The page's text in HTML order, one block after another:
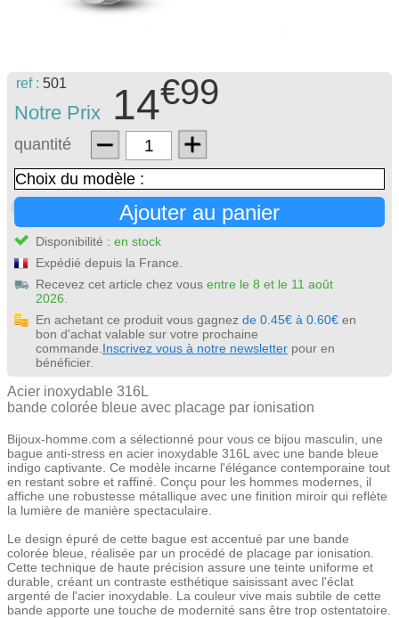
ref : 501
Notre Prix 14€99
quantité
Ajouter au panier
Disponibilité : en stock
Expédié depuis la France.
Recevez cet article chez vous entre le 8 et le 11 août
2026.
En achetant ce produit vous gagnez de 0.45€ à 0.60€ en
bon d'achat valable sur votre prochaine
commande. Inscrivez vous à notre newsletter pour en
bénéficier.
Acier inoxydable 316L
bande colorée bleue avec placage par ionisation
Bijoux-homme.com a sélectionné pour vous ce bijou masculin, une
bague anti-stress en acier inoxydable 316L avec une bande bleue
indigo captivante. Ce modèle incarne l'élégance contemporaine tout
en restant sobre et raffiné. Conçu pour les hommes modernes, il
affiche une robustesse métallique avec une finition miroir qui reflète
la lumière de manière spectaculaire.
Le design épuré de cette bague est accentué par une bande
colorée bleue, réalisée par un procédé de placage par ionisation.
Cette technique de haute précision assure une teinte uniforme et
durable, créant un contraste esthétique saisissant avec l'éclat
argenté de l'acier inoxydable. La couleur vive mais subtile de cette
bande apporte une touche de modernité sans être trop ostentatoire.